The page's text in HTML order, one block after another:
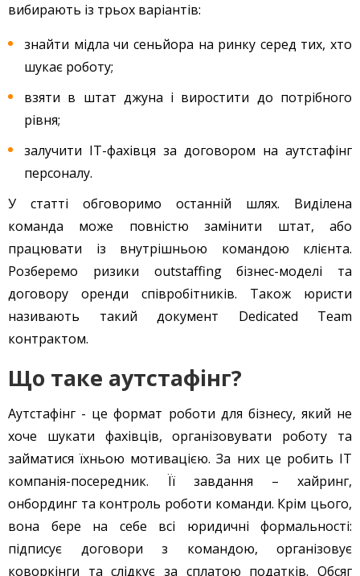
вибирають із трьох варіантів:
знайти мідла чи сеньйора на ринку серед тих, хто
шукає роботу;
взяти в штат джуна і виростити до потрібного
рівня;
залучити IT-фахівця за договором на аутстафінг
персоналу.
У статті обговоримо останній шлях. Виділена
команда може повністю замінити штат, або
працювати із внутрішньою командою клієнта.
Розберемо ризики outstaffing бізнес-моделі та
договору оренди співробітників. Також юристи
називають такий документ Dedicated Team
контрактом.
Що таке аутстафінг?
Аутстафінг - це формат роботи для бізнесу, який не
хоче шукати фахівців, організовувати роботу та
займатися їхньою мотивацією. За них це робить ІТ
компанія-посередник. Її завдання – хайринг,
онбординг та контроль роботи команди. Крім цього,
вона бере на себе всі юридичні формальності:
підписує договори з командою, організовує
коворкінги та слідкує за сплатою податків. Обсяг